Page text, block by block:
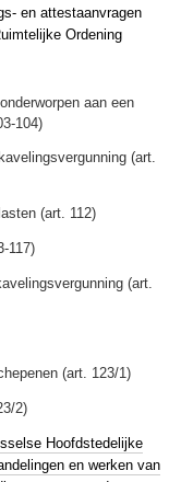
en attestaanvragen
Ordening
aan een
104)
(art.
(art. 112)
117)
(art.
(art. 123/1)
2)
Hoofdstedelijke
en werken van